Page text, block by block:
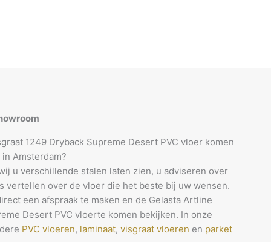
1249 Dryback Supreme Desert PVC vloer komen
Amsterdam?
u verschillende stalen laten zien, u adviseren over
vertellen over de vloer die het beste bij uw wensen.
een afspraak te maken en de Gelasta Artline
Desert PVC vloerte komen bekijken. In onze
PVC vloeren, laminaat, visgraat vloeren en parket